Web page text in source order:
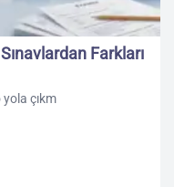
Farkları
çıkm